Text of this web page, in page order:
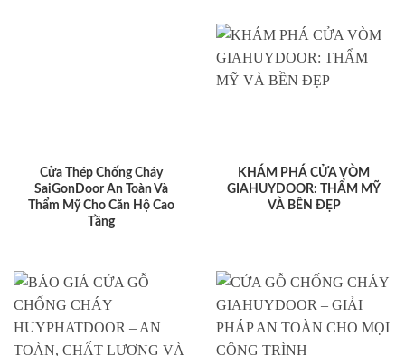
Cửa Thép Chống Cháy
SaiGonDoor An Toàn Và
Thẩm Mỹ Cho Căn Hộ Cao
Tầng
KHÁM PHÁ CỬA VÒM
GIAHUYDOOR: THẨM MỸ
VÀ BỀN ĐẸP